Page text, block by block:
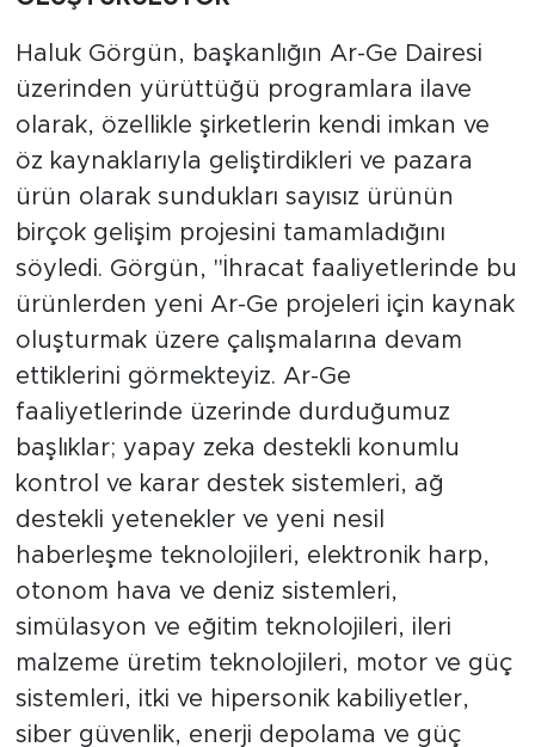
Haluk Görgün, başkanlığın Ar-Ge Dairesi
üzerinden yürüttüğü programlara ilave
olarak, özellikle şirketlerin kendi imkan ve
öz kaynaklarıyla geliştirdikleri ve pazara
ürün olarak sundukları sayısız ürünün
birçok gelişim projesini tamamladığını
söyledi. Görgün, "İhracat faaliyetlerinde bu
ürünlerden yeni Ar-Ge projeleri için kaynak
oluşturmak üzere çalışmalarına devam
ettiklerini görmekteyiz. Ar-Ge
faaliyetlerinde üzerinde durduğumuz
başlıklar; yapay zeka destekli konumlu
kontrol ve karar destek sistemleri, ağ
destekli yetenekler ve yeni nesil
haberleşme teknolojileri, elektronik harp,
otonom hava ve deniz sistemleri,
simülasyon ve eğitim teknolojileri, ileri
malzeme üretim teknolojileri, motor ve güç
sistemleri, itki ve hipersonik kabiliyetler,
siber güvenlik, enerji depolama ve güç